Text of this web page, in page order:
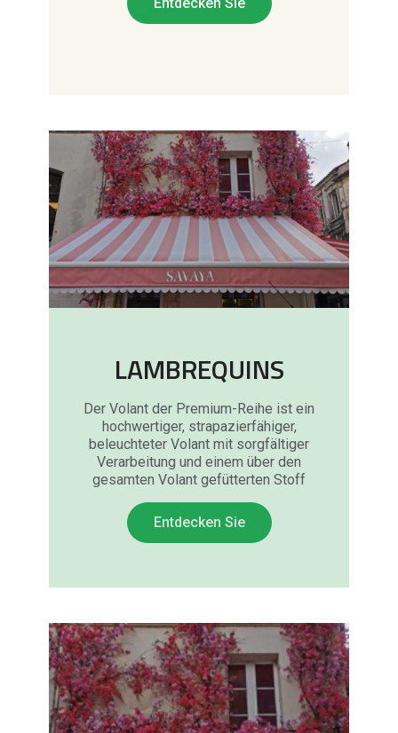
LAMBREQUINS
Der Volant der Premium-Reihe ist ein
hochwertiger, strapazierfähiger,
beleuchteter Volant mit sorgfältiger
Verarbeitung und einem über den
gesamten Volant gefütterten Stoff
Entdecken Sie